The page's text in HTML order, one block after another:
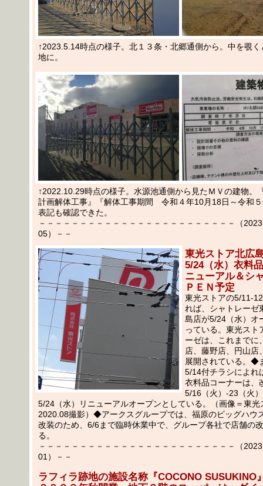
↑2023.5.14時点の様子。北１３条・北郷通側から。中を覗
地に。
↑2022.10.29時点の様子。水源池通側から見たＭＶの建物。
計画解体工事』『解体工事期間 令和４年10月18日～令和
表記も確認できた。
－－－－－－－－－－－－－－－－－－－－－－－－（
05）－－
東光ストア北広
5/24（水）衣料
ニューアル＆シ
ＰＥＮ予定
東光ストアの5/11-
れば、シャトレーゼ
島店が5/24（水）オ
っている。東光スト
ーゼは、これまでに
店、藤野店、円山店
展開されている。◆
5/14付チラシによれ
衣料品コーナーは、
5/16（火）-23（火
5/24（水）リニューアルオープンとしている。（画像＝東光
2020.08撮影）◆アークスグループでは、福原のビッグハウ
改装のため、6/6まで臨時休業中で、グループ各社で店舗の
る。
－－－－－－－－－－－－－－－－－－－－－－－－（
01）－－
ラフィラ跡地の施設名称『COCONO SUSUKINO